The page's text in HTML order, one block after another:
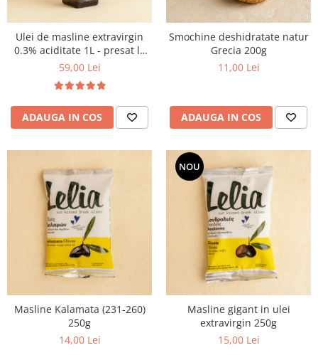
Ulei de masline extravirgin
0.3% aciditate 1L - presat la
rece
59,00 Lei
ADAUGA IN COS
Smochine deshidratate natur
Grecia 200g
11,00 Lei
ADAUGA IN COS
Masline Kalamata (231-260)
250g
14,00 Lei
NOU
Masline gigant in ulei
extravirgin 250g
15,00 Lei